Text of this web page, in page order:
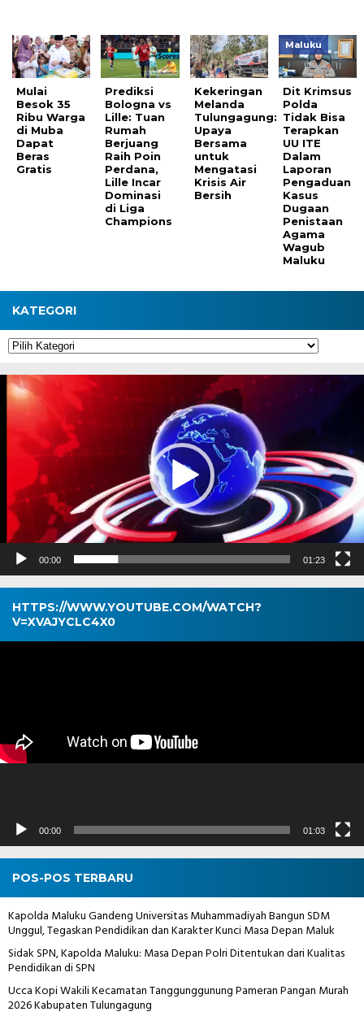
Mulai
Besok 35
Ribu Warga
di Muba
Dapat
Beras
Gratis
Prediksi
Bologna vs
Lille: Tuan
Rumah
Berjuang
Raih Poin
Perdana,
Lille Incar
Dominasi
di Liga
Champions
Kekeringan
Melanda
Tulungagung:
Upaya
Bersama
untuk
Mengatasi
Krisis Air
Bersih
Maluku
Dit Krimsus
Polda
Tidak Bisa
Terapkan
UU ITE
Dalam
Laporan
Pengaduan
Kasus
Dugaan
Penistaan
Agama
Wagub
Maluku
KATEGORI
Kategori
Pemutar
Video
00:00 01:23
HTTPS://WWW.YOUTUBE.COM/WATCH?
V=XVAJYCLC4X0
Pemutar
00:00 01:03
POS-POS TERBARU
Kapolda Maluku Gandeng Universitas Muhammadiyah Bangun SDM
Unggul, Tegaskan Pendidikan dan Karakter Kunci Masa Depan Maluk
Sidak SPN, Kapolda Maluku: Masa Depan Polri Ditentukan dari Kualitas
Pendidikan di SPN
Ucca Kopi Wakili Kecamatan Tanggunggunung Pameran Pangan Murah
2026 Kabupaten Tulungagung